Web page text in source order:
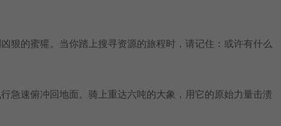
狠的蜜獾。当你踏上搜寻资源的旅程时，请记住：或许有什么
急速俯冲回地面。骑上重达六吨的大象，用它的原始力量击溃